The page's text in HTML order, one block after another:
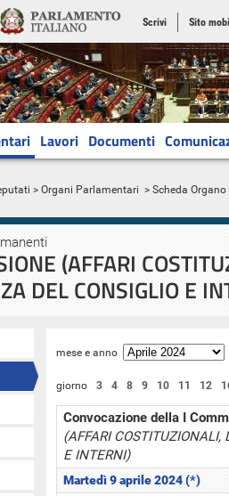
Scrivi Sito
Lavori Documenti
> Organi Parlamentari > Scheda Organo
(AFFARI
DEL CONSIGLIO E
mese e anno
giorno 3 4 8 9 10 11 12
Convocazione della I
(AFFARI COSTITUZIONALI,
E INTERNI)
Martedì 9 aprile 2024 (*)